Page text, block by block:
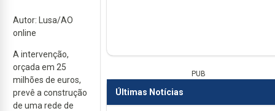
Autor: Lusa/AO
online
A intervenção,
orçada em 25
milhões de euros,
prevê a construção
de uma rede de
PUB
Últimas Notícias